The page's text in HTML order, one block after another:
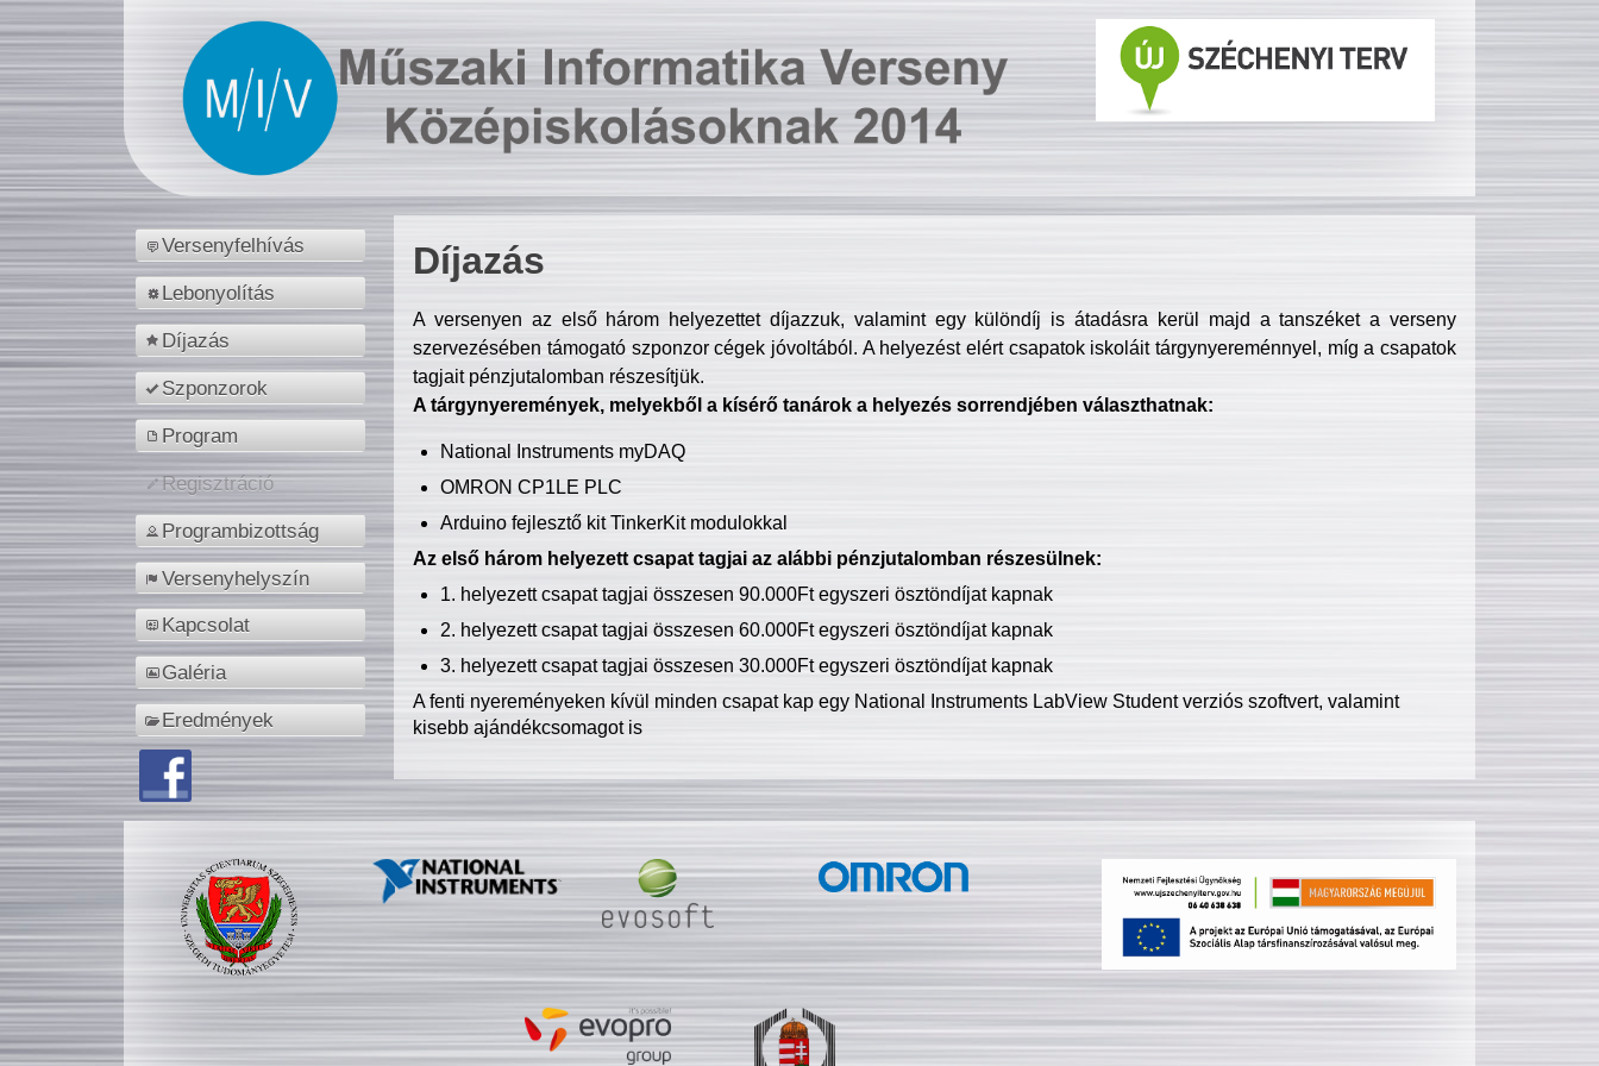
Versenyfelhívás
Lebonyolítás
Díjazás
Szponzorok
Program
Regisztráció
Programbizottság
Versenyhelyszín
Kapcsolat
Galéria
Eredmények
Díjazás
A versenyen az első három helyezettet díjazzuk, valamint egy különdíj is átadásra kerül majd a tanszéket a verseny
szervezésében támogató szponzor cégek jóvoltából. A helyezést elért csapatok iskoláit tárgynyereménnyel, míg a csapatok
tagjait pénzjutalomban részesítjük.
A tárgynyeremények, melyekből a kísérő tanárok a helyezés sorrendjében választhatnak:
National Instruments myDAQ
OMRON CP1LE PLC
Arduino fejlesztő kit TinkerKit modulokkal
Az első három helyezett csapat tagjai az alábbi pénzjutalomban részesülnek:
1. helyezett csapat tagjai összesen 90.000Ft egyszeri ösztöndíjat kapnak
2. helyezett csapat tagjai összesen 60.000Ft egyszeri ösztöndíjat kapnak
3. helyezett csapat tagjai összesen 30.000Ft egyszeri ösztöndíjat kapnak
A fenti nyereményeken kívül minden csapat kap egy National Instruments LabView Student verziós szoftvert, valamint
kisebb ajándékcsomagot is